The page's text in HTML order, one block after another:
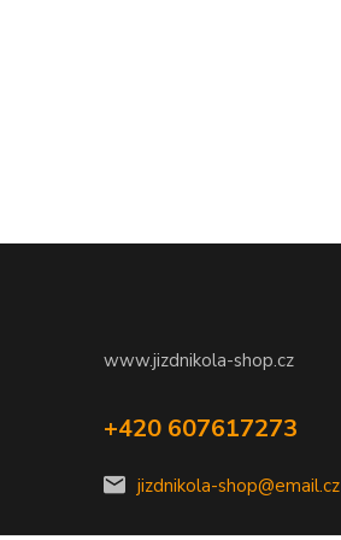
www.jizdnikola-shop.cz
+420 607617273
jizdnikola-shop@email.cz